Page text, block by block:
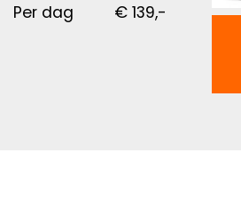
Per dag € 139,-